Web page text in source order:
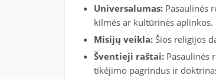
Universalumas:Pasaulinės
kilmės ar kultūrinės aplinkos.
Misijų veikla:Šios religijos
Šventieji raštai:Pasaulinės
tikėjimo pagrindus ir